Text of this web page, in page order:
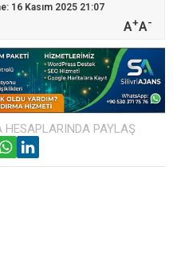
16 Kasım 2025 21:07
A+A-
HESAPLARINDA PAYLAŞ